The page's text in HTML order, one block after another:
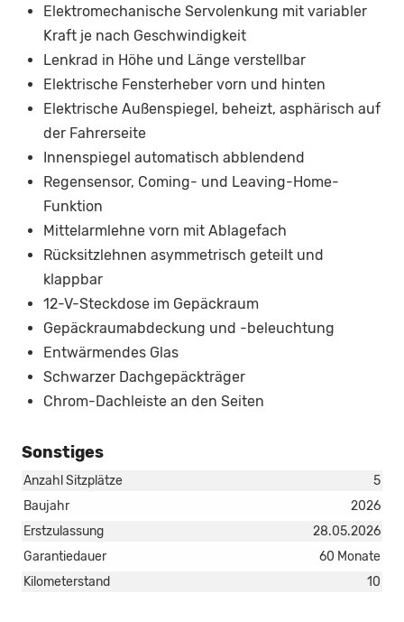
Elektromechanische Servolenkung mit variabler
Kraft je nach Geschwindigkeit
Lenkrad in Höhe und Länge verstellbar
Elektrische Fensterheber vorn und hinten
Elektrische Außenspiegel, beheizt, asphärisch auf
der Fahrerseite
Innenspiegel automatisch abblendend
Regensensor, Coming- und Leaving-Home-
Funktion
Mittelarmlehne vorn mit Ablagefach
Rücksitzlehnen asymmetrisch geteilt und
klappbar
12-V-Steckdose im Gepäckraum
Gepäckraumabdeckung und -beleuchtung
Entwärmendes Glas
Schwarzer Dachgepäckträger
Chrom-Dachleiste an den Seiten
Sonstiges
Anzahl Sitzplätze
5
Baujahr
2026
Erstzulassung
28.05.2026
Garantiedauer
60 Monate
Kilometerstand
10